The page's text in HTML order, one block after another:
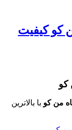
کو کیفیت
کو
من کو با بالاترین